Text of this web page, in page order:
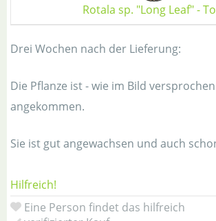
Rotala sp. "Long Leaf" -
Drei Wochen nach der Lieferung:
Die Pflanze ist - wie im Bild
angekommen.
Sie ist gut angewachsen und auch
Hilfreich!
Eine Person findet das hilfreich